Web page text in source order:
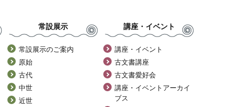
常設展示
常設展示のご案内
原始
古代
中世
近世
講座・イベント
講座・イベント
古文書講座
古文書愛好会
講座・イベントアーカイ
ブス